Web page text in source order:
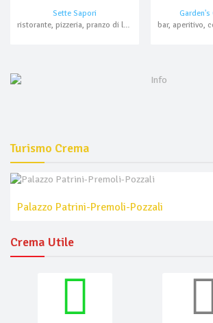
Sette Sapori
ristorante, pizzeria, pranzo di lavoro, ricevimenti
Garden's
bar, aperitivo,
Turismo Crema
Palazzo Patrini-Premoli-Pozzali
Crema Utile